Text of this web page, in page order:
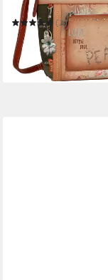
Love
(2)
62,96 € UVP83,95 €
-25%
in 3-4 Werktagen bei dir